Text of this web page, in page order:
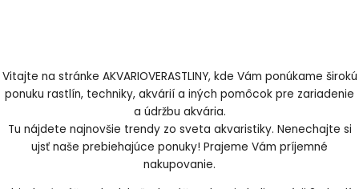
Vitajte na stránke AKVARIOVERASTLINY, kde Vám ponúkame širokú
ponuku rastlín, techniky, akvárií a iných pomôcok pre zariadenie
a údržbu akvária.
Tu nájdete najnovšie trendy zo sveta akvaristiky. Nenechajte si
ujsť naše prebiehajúce ponuky! Prajeme Vám príjemné
nakupovanie.